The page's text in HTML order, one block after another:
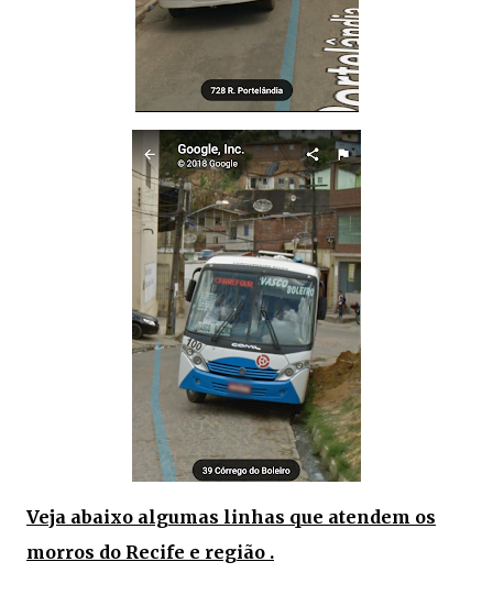
Veja abaixo algumas linhas que atendem os
morros do Recife e região .